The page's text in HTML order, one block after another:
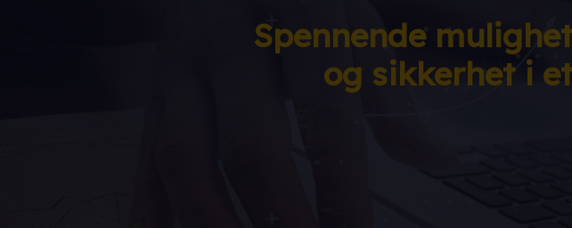
Spennende
og sikkerhet i